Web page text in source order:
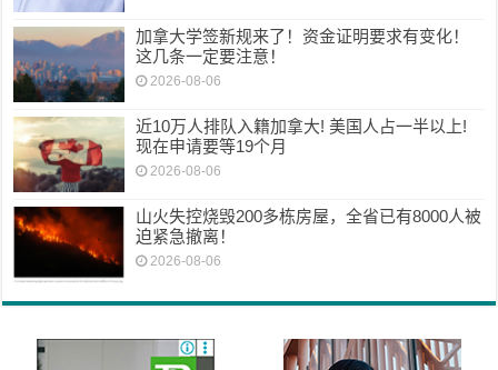
加拿大学签新规来了！资金证明要求有变化！
这几条一定要注意！
2026-08-06
近10万人排队入籍加拿大! 美国人占一半以上!
现在申请要等19个月
2026-08-06
山火失控烧毁200多栋房屋，全省已有8000人被
迫紧急撤离！
2026-08-06